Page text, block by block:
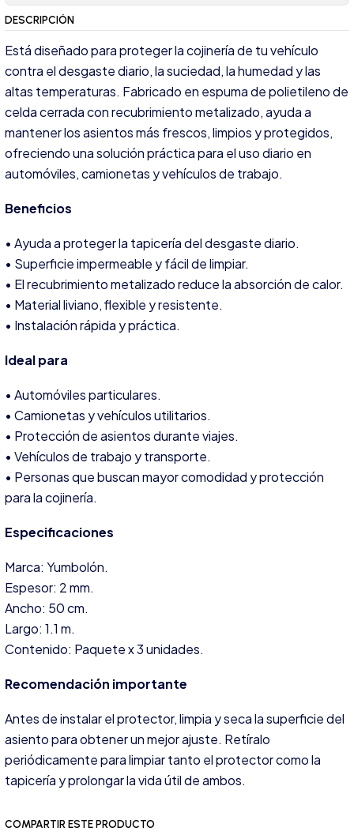
DESCRIPCIÓN
Está diseñado para proteger la cojinería de tu vehículo
contra el desgaste diario, la suciedad, la humedad y las
altas temperaturas. Fabricado en espuma de polietileno de
celda cerrada con recubrimiento metalizado, ayuda a
mantener los asientos más frescos, limpios y protegidos,
ofreciendo una solución práctica para el uso diario en
automóviles, camionetas y vehículos de trabajo.
Beneficios
• Ayuda a proteger la tapicería del desgaste diario.
• Superficie impermeable y fácil de limpiar.
• El recubrimiento metalizado reduce la absorción de calor.
• Material liviano, flexible y resistente.
• Instalación rápida y práctica.
Ideal para
• Automóviles particulares.
• Camionetas y vehículos utilitarios.
• Protección de asientos durante viajes.
• Vehículos de trabajo y transporte.
• Personas que buscan mayor comodidad y protección
para la cojinería.
Especificaciones
Marca: Yumbolón.
Espesor: 2 mm.
Ancho: 50 cm.
Largo: 1.1 m.
Contenido: Paquete x 3 unidades.
Recomendación importante
Antes de instalar el protector, limpia y seca la superficie del
asiento para obtener un mejor ajuste. Retíralo
periódicamente para limpiar tanto el protector como la
tapicería y prolongar la vida útil de ambos.
COMPARTIR ESTE PRODUCTO